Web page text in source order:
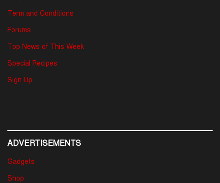
Term and Conditions
Forums
Top News of This Week
Special Recipes
Sign Up
ADVERTISEMENTS
Gadgets
Shop